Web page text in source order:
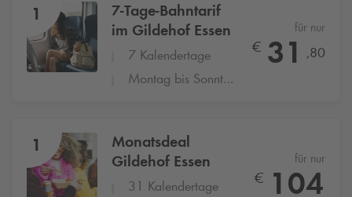
1
7-Tage-Bahntarif
im Gildehof Essen
7 Kalendertage
Montag bis Sonntag
für nur
€ 31 ,80
1
Monatsdeal
Gildehof Essen
31 Kalendertage
für nur
€ 104